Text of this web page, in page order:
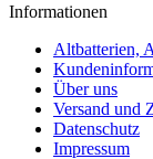
Informationen
Altbatterien,
Über uns
Versand und
Datenschutz
Impressum